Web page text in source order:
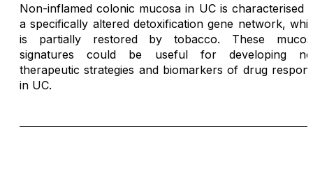
Non-inflamed colonic mucosa in UC is characterised
a specifically altered detoxification gene network,
is partially restored by tobacco. These
signatures could be useful for developing
therapeutic strategies and biomarkers of drug
in UC.